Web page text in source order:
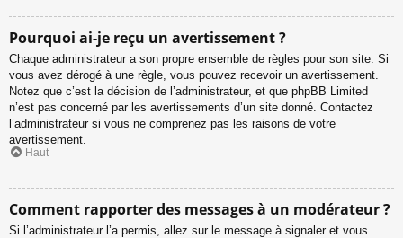
Pourquoi ai-je reçu un avertissement ?
Chaque administrateur a son propre ensemble de règles pour son site. Si
vous avez dérogé à une règle, vous pouvez recevoir un avertissement.
Notez que c’est la décision de l’administrateur, et que phpBB Limited
n’est pas concerné par les avertissements d’un site donné. Contactez
l’administrateur si vous ne comprenez pas les raisons de votre
avertissement.
Haut
Comment rapporter des messages à un modérateur ?
Si l’administrateur l’a permis, allez sur le message à signaler et vous